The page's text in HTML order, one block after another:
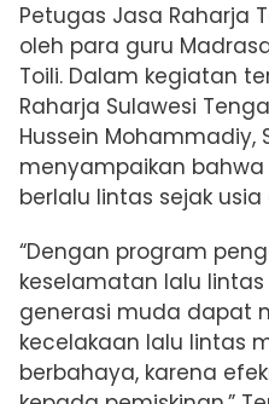
Petugas Jasa Raharja
oleh para guru
Toili. Dalam kegiatan
Raharja Sulawesi
Hussein Mohammadiy,
menyampaikan
berlalu lintas sejak usia
“Dengan program
keselamatan lalu
generasi muda dapat
kecelakaan lalu lintas
berbahaya, karena